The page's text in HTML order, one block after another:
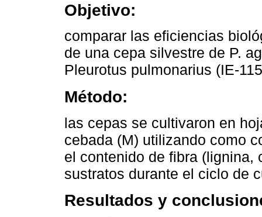
Objetivo:
comparar las eficiencias
de una cepa silvestre de P.
Pleurotus pulmonarius (IE-
Método:
las cepas se cultivaron en
cebada (M) utilizando como
el contenido de fibra
sustratos durante el ciclo de
Resultados y